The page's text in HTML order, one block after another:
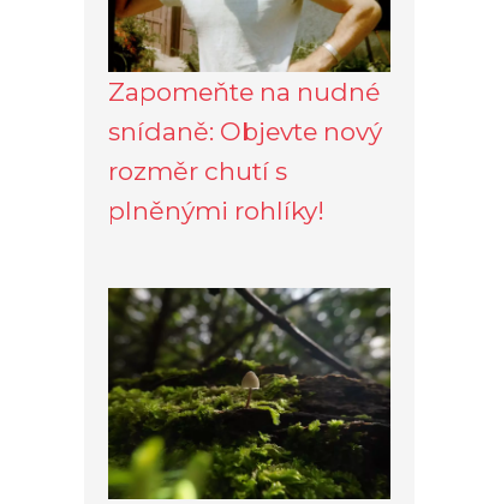
Zapomeňte na nudné
snídaně: Objevte nový
rozměr chutí s
plněnými rohlíky!